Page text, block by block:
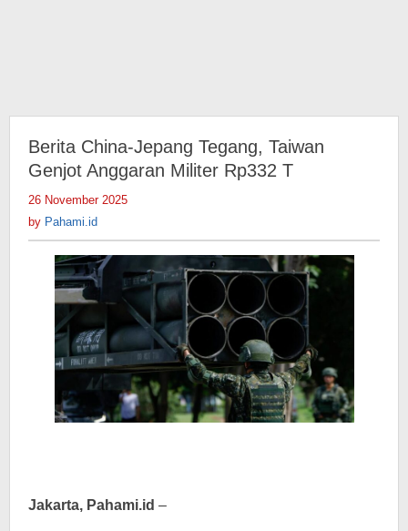
Berita China-Jepang Tegang, Taiwan
Genjot Anggaran Militer Rp332 T
26 November 2025
by Pahami.id
Jakarta, Pahami.id –